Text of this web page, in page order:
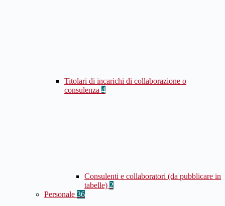
Titolari di incarichi di collaborazione o
consulenza 4
Consulenti e collaboratori (da pubblicare in
tabelle) 2
Personale 36